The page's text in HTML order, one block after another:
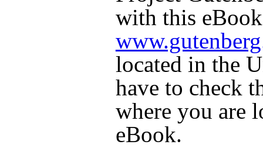
with this
located in the
have to check
where you are
eBook.